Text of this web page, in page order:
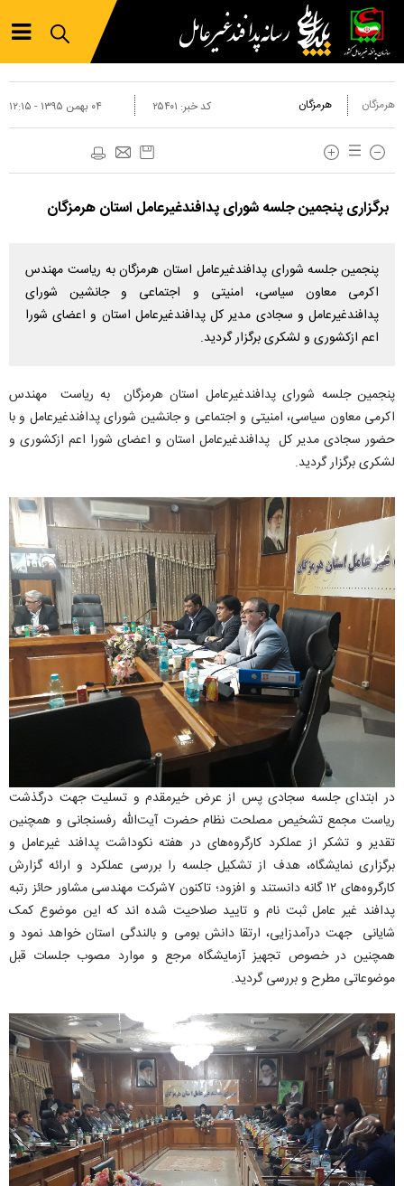
هرمزگان هرمزگان ۰۴ بهمن ۱۳۹۵ - ۱۲:۱۵ کد خبر: ۲۵۴۰۱
برگزاری پنجمین جلسه شورای پدافندغیرعامل استان هرمزگان
پنجمین جلسه شورای پدافندغیرعامل استان هرمزگان به ریاست مهندس
اکرمی معاون سیاسی، امنیتی و اجتماعی و جانشین شورای
پدافندغیرعامل و سجادی مدیر کل پدافندغیرعامل استان و اعضای شورا
اعم ازکشوری و لشکری برگزار گردید.
پنجمین جلسه شورای پدافندغیرعامل استان هرمزگان به ریاست مهندس
اکرمی معاون سیاسی، امنیتی و اجتماعی و جانشین شورای پدافندغیرعامل و با
حضور سجادی مدیر کل پدافندغیرعامل استان و اعضای شورا اعم ازکشوری و
لشکری برگزار گردید.
در ابتدای جلسه سجادی پس از عرض خیرمقدم و تسلیت جهت درگذشت
ریاست مجمع تشخیص مصلحت نظام حضرت آیت‌الله رفسنجانی و همچنین
تقدیر و تشکر از عملکرد کارگروه‌های در هفته نکوداشت پدافند غیرعامل و
برگزاری نمایشگاه، هدف از تشکیل جلسه را بررسی عملکرد و ارائه گزارش
کارگروه‌های ۱۲ گانه دانستند و افزود؛ تاکنون ۷شرکت مهندسی مشاور حائز رتبه
پدافند غیر عامل ثبت نام و تایید صلاحیت شده اند که این موضوع کمک
شایانی جهت درآمدزایی، ارتقا دانش بومی و بالندگی استان خواهد نمود و
همچنین در خصوص تجهیز آزمایشگاه مرجع و موارد مصوب جلسات قبل
موضوعاتی مطرح و بررسی گردید.